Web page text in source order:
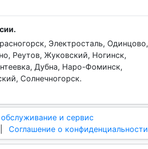
Электросталь, Одинцово,
Реутов, Жуковский, Ногинск,
Дубна, Наро-Фоминск,
Солнечногорск.
и сервис
Соглашение о конфиденциальности